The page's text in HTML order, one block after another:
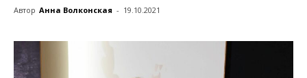
Автор Анна Волконская - 19.10.2021